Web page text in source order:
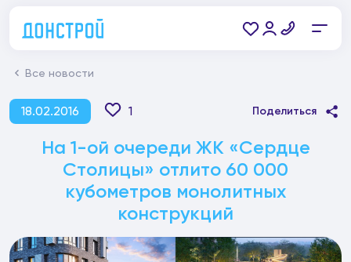
Все новости
18.02.2016 1 Поделиться
На 1-ой очереди ЖК «Сердце
Столицы» отлито 60 000
кубометров монолитных
конструкций